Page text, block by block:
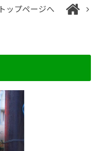
トップページへ